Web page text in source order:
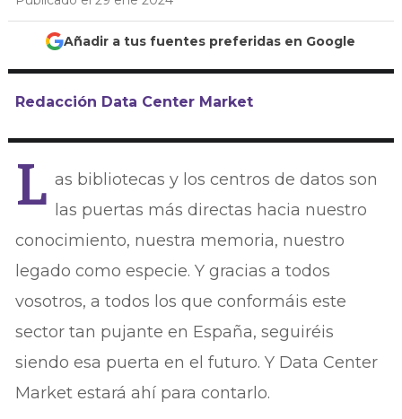
Añadir a tus fuentes preferidas en Google
Redacción Data Center Market
L as bibliotecas y los centros de datos son
las puertas más directas hacia nuestro
conocimiento, nuestra memoria, nuestro
legado como especie. Y gracias a todos
vosotros, a todos los que conformáis este
sector tan pujante en España, seguiréis
siendo esa puerta en el futuro. Y Data Center
Market estará ahí para contarlo.